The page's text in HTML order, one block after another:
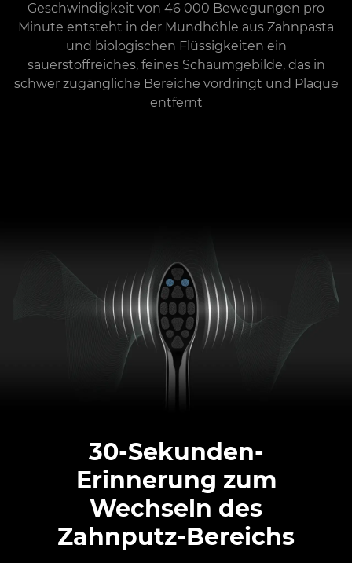
Geschwindigkeit von 46 000 Bewegungen pro
Minute entsteht in der Mundhöhle aus Zahnpasta
und biologischen Flüssigkeiten ein
sauerstoffreiches, feines Schaumgebilde, das in
schwer zugängliche Bereiche vordringt und Plaque
entfernt
30-Sekunden-
Erinnerung zum
Wechseln des
Zahnputz-Bereichs